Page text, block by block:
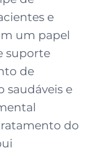
e
um papel
suporte
de
saudáveis e
do